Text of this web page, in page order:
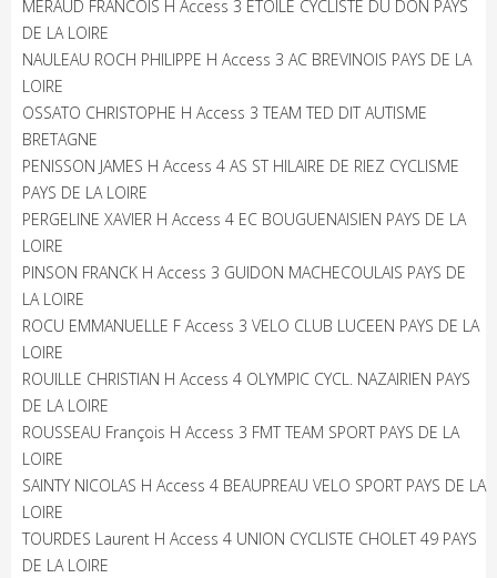
MERAUD FRANCOIS H Access 3 ETOILE CYCLISTE DU DON PAYS
DE LA LOIRE
NAULEAU ROCH PHILIPPE H Access 3 AC BREVINOIS PAYS DE LA
LOIRE
OSSATO CHRISTOPHE H Access 3 TEAM TED DIT AUTISME
BRETAGNE
PENISSON JAMES H Access 4 AS ST HILAIRE DE RIEZ CYCLISME
PAYS DE LA LOIRE
PERGELINE XAVIER H Access 4 EC BOUGUENAISIEN PAYS DE LA
LOIRE
PINSON FRANCK H Access 3 GUIDON MACHECOULAIS PAYS DE
LA LOIRE
ROCU EMMANUELLE F Access 3 VELO CLUB LUCEEN PAYS DE LA
LOIRE
ROUILLE CHRISTIAN H Access 4 OLYMPIC CYCL. NAZAIRIEN PAYS
DE LA LOIRE
ROUSSEAU François H Access 3 FMT TEAM SPORT PAYS DE LA
LOIRE
SAINTY NICOLAS H Access 4 BEAUPREAU VELO SPORT PAYS DE LA
LOIRE
TOURDES Laurent H Access 4 UNION CYCLISTE CHOLET 49 PAYS
DE LA LOIRE